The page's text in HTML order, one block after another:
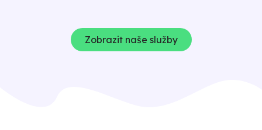
Zobrazit naše služby